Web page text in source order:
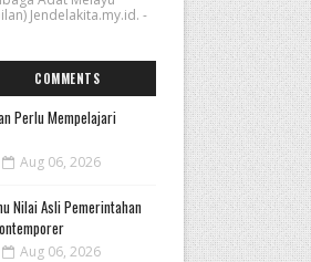
Jendelakita.my.id. -
COMMENTS
Perlu Mempelajari
Aug 06, 2026
Nilai Asli Pemerintahan
Aug 06, 2026